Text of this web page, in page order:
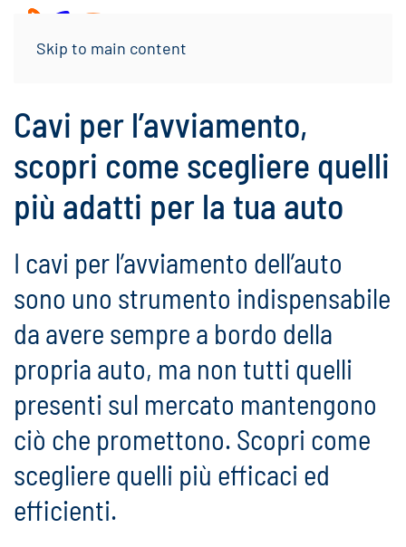
Skip to main content
Cavi per l’avviamento,
scopri come scegliere quelli
più adatti per la tua auto
I cavi per l’avviamento dell’auto
sono uno strumento indispensabile
da avere sempre a bordo della
propria auto, ma non tutti quelli
presenti sul mercato mantengono
ciò che promettono. Scopri come
scegliere quelli più efficaci ed
efficienti.